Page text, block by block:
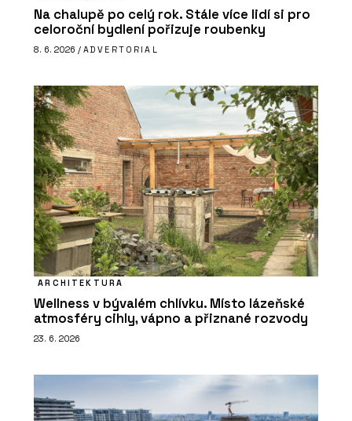
Na chalupě po celý rok. Stále více lidí si pro
celoroční bydlení pořizuje roubenky
8. 6. 2026 / ADVERTORIAL
ARCHITEKTURA
Wellness v bývalém chlívku. Místo lázeňské
atmosféry cihly, vápno a přiznané rozvody
23. 6. 2026